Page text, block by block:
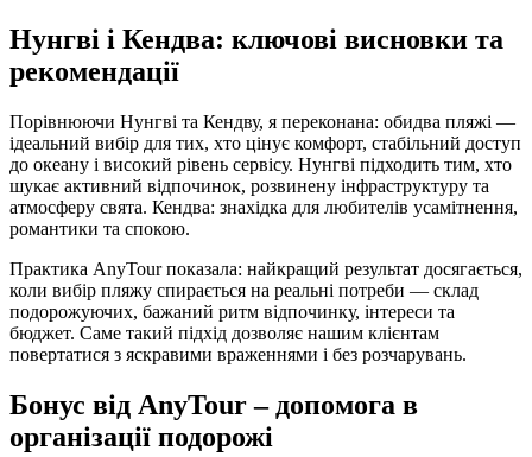
Нунгві і Кендва: ключові висновки та
рекомендації
Порівнюючи Нунгві та Кендву, я переконана: обидва пляжі —
ідеальний вибір для тих, хто цінує комфорт, стабільний доступ
до океану і високий рівень сервісу. Нунгві підходить тим, хто
шукає активний відпочинок, розвинену інфраструктуру та
атмосферу свята. Кендва: знахідка для любителів усамітнення,
романтики та спокою.
Практика AnyTour показала: найкращий результат досягається,
коли вибір пляжу спирається на реальні потреби — склад
подорожуючих, бажаний ритм відпочинку, інтереси та
бюджет. Саме такий підхід дозволяє нашим клієнтам
повертатися з яскравими враженнями і без розчарувань.
Бонус від AnyTour – допомога в
організації подорожі